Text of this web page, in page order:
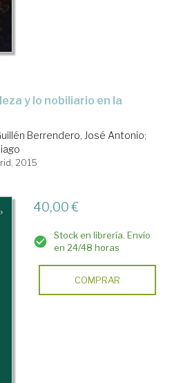
Berrendero, José Antonio;
2015
40,00 €
Stock en librería. Envío
en 24/48 horas
COMPRAR